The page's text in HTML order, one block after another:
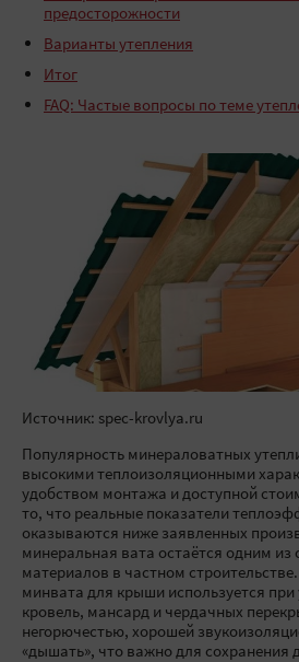
предосторожности
Варианты утепления
Итог
FAQ: Частые вопросы по теме
Источник: spec-krovlya.ru
Популярность минераловатных
высокими теплоизоляционными
удобством монтажа и доступной
то, что реальные показатели
оказываются ниже заявленных
минеральная вата остаётся одним
материалов в частном
минвата для крыши используется при
кровель, мансард и чердачных
негорючестью, хорошей
«дышать», что важно для сохранения